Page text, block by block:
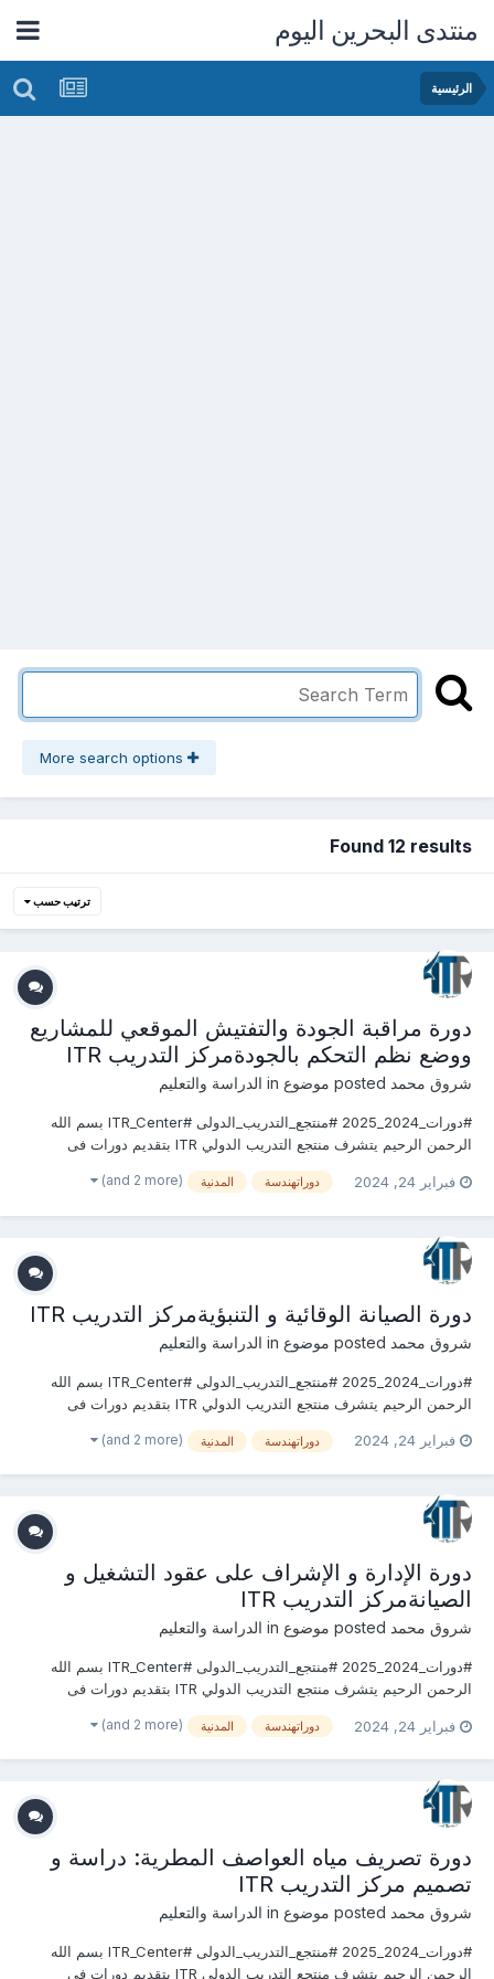
منتدى البحرين اليوم
الرئيسية
Found 12 results
ترتيب حسب
دورة مراقبة الجودة والتفتيش الموقعي للمشاريع
ووضع نظم التحكم بالجودةمركز التدريب ITR
شروق محمد الدراسة والتعليم
#دورات_2024_2025 #منتجع_التدريب_الدولى #ITR_Center بسم الله
الرحمن الرحيم يتشرف منتجع التدريب الدولي ITR بتقديم دورات فى
&2025 يمكنكم التسجيل او الاستفسارعلى الدورة الان .........................فبراير 24, 2024 دوراتهندسة المدنية (and 2 more)
دورة الصيانة الوقائية و التنبؤيةمركز التدريب ITR
شروق محمد الدراسة والتعليم
#دورات_2024_2025 #منتجع_التدريب_الدولى #ITR_Center بسم الله
الرحمن الرحيم يتشرف منتجع التدريب الدولي ITR بتقديم دورات فى
&2025 يمكنكم التسجيل او الاستفسارعلى الدورة الان .........................فبراير 24, 2024 دوراتهندسة المدنية (and 2 more)
دورة الإدارة و الإشراف على عقود التشغيل و
الصيانةمركز التدريب ITR
شروق محمد الدراسة والتعليم
#دورات_2024_2025 #منتجع_التدريب_الدولى #ITR_Center بسم الله
الرحمن الرحيم يتشرف منتجع التدريب الدولي ITR بتقديم دورات فى
&2025 يمكنكم التسجيل او الاستفسارعلى الدورة الان .........................فبراير 24, 2024 دوراتهندسة المدنية (and 2 more)
دورة تصريف مياه العواصف المطرية: دراسة و
تصميم مركز التدريب ITR
شروق محمد الدراسة والتعليم
#دورات_2024_2025 #منتجع_التدريب_الدولى #ITR_Center بسم الله
الرحمن الرحيم يتشرف منتجع التدريب الدولي ITR بتقديم دورات فى